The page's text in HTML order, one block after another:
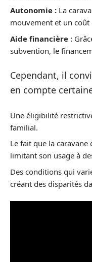
Autonomie : La
mouvement et un
Aide financière :
subvention, le
Cependant, il
en compte
Une éligibilité
familial.
Le fait que la
limitant son usage à
Des conditions qui
créant des disparités